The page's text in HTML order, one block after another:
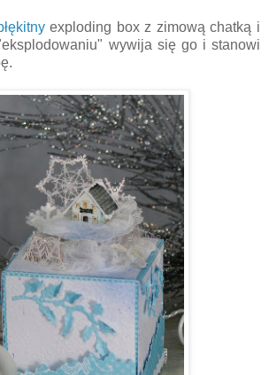
exploding box z zimową chatką i
wywija się go i stanowi